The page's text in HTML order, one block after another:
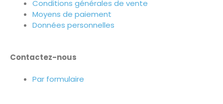
Conditions générales de vente
Moyens de paiement
Données personnelles
Contactez-nous
Par formulaire